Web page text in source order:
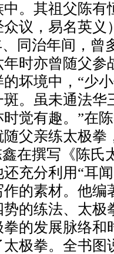
。其祖父陈有
议，易名英义
同治年间，曾
时亦曾随父参
坏境中，“少
。虽未通法
觉有趣。”在
父亲练太极拳
在撰写《陈氏
充分利用“耳
的素材。他编
的练法、太
的发展脉络和
极拳。全书图